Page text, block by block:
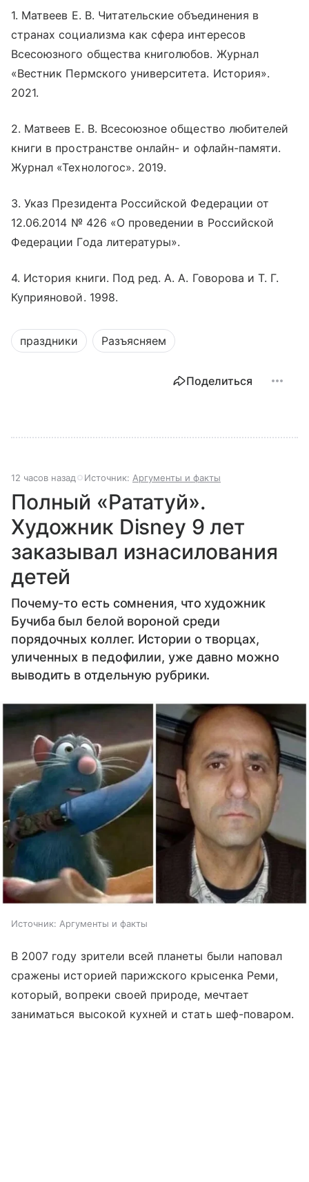
1. Матвеев Е. В. Читательские объединения в
странах социализма как сфера интересов
Всесоюзного общества книголюбов. Журнал
«Вестник Пермского университета. История».
2021.
2. Матвеев Е. В. Всесоюзное общество любителей
книги в пространствеонлайн- и офлайн-памяти.
Журнал «Технологос». 2019.
3. Указ Президента Российской Федерации от
12.06.2014 № 426 «О проведении в Российской
Федерации Года литературы».
4. История книги. Под ред. А. А. Говорова и Т. Г.
Куприяновой. 1998.
праздники Разъясняем
Поделиться
12 часов назад Источник: Аргументы и факты
Полный «Рататуй».
Художник Disney 9 лет
заказывал изнасилования
детей
Почему-то есть сомнения, что художник
Бучиба был белой вороной среди
порядочных коллег. Истории о творцах,
уличенных в педофилии, уже давно можно
выводить в отдельную рубрики.
Источник: Аргументы и факты
В 2007 году зрители всей планеты были наповал
сражены историей парижского крысенка Реми,
который, вопреки своей природе, мечтает
заниматься высокой кухней и стать шеф-поваром.